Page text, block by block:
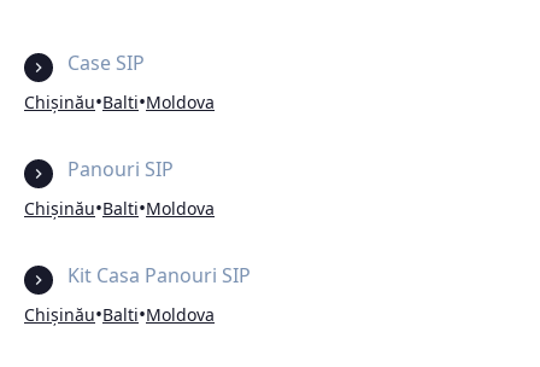
Case SIP
Chișinău•Balti•Moldova
Panouri SIP
Chișinău•Balti•Moldova
Kit Casa Panouri SIP
Chișinău•Balti•Moldova